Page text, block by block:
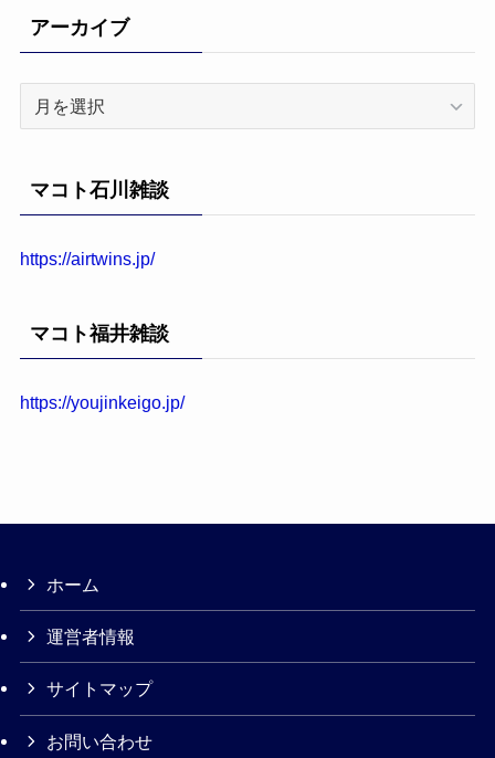
アーカイブ
マコト石川雑談
https://airtwins.jp/
マコト福井雑談
https://youjinkeigo.jp/
ホーム
運営者情報
サイトマップ
お問い合わせ